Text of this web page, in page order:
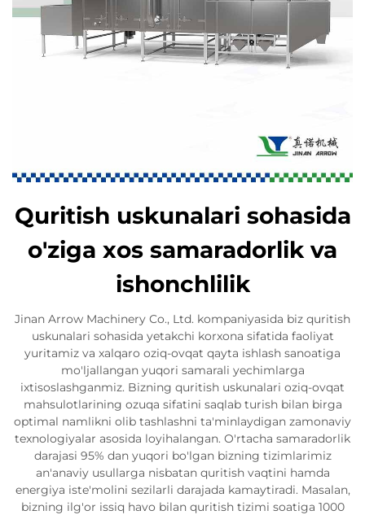
Quritish uskunalari sohasida
o'ziga xos samaradorlik va
ishonchlilik
Jinan Arrow Machinery Co., Ltd. kompaniyasida biz quritish
uskunalari sohasida yetakchi korxona sifatida faoliyat
yuritamiz va xalqaro oziq-ovqat qayta ishlash sanoatiga
mo'ljallangan yuqori samarali yechimlarga
ixtisoslashganmiz. Bizning quritish uskunalari oziq-ovqat
mahsulotlarining ozuqa sifatini saqlab turish bilan birga
optimal namlikni olib tashlashni ta'minlaydigan zamonaviy
texnologiyalar asosida loyihalangan. O'rtacha samaradorlik
darajasi 95% dan yuqori bo'lgan bizning tizimlarimiz
an'anaviy usullarga nisbatan quritish vaqtini hamda
energiya iste'molini sezilarli darajada kamaytiradi. Masalan,
bizning ilg'or issiq havo bilan quritish tizimi soatiga 1000